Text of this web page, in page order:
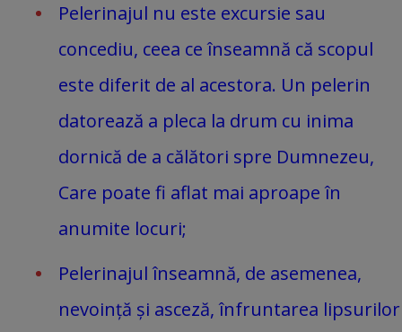
Pelerinajul nu este excursie sau
concediu, ceea ce înseamnă că scopul
este diferit de al acestora. Un pelerin
datorează a pleca la drum cu inima
dornică de a călători spre Dumnezeu,
Care poate fi aflat mai aproape în
anumite locuri;
Pelerinajul înseamnă, de asemenea,
nevoință și asceză, înfruntarea lipsurilor